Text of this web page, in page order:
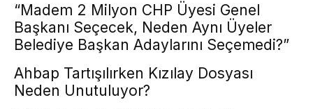
“Madem 2 Milyon CHP Üyesi Genel
Başkanı Seçecek, Neden Aynı Üyeler
Belediye Başkan Adaylarını Seçemedi?”
Ahbap Tartışılırken Kızılay Dosyası
Neden Unutuluyor?